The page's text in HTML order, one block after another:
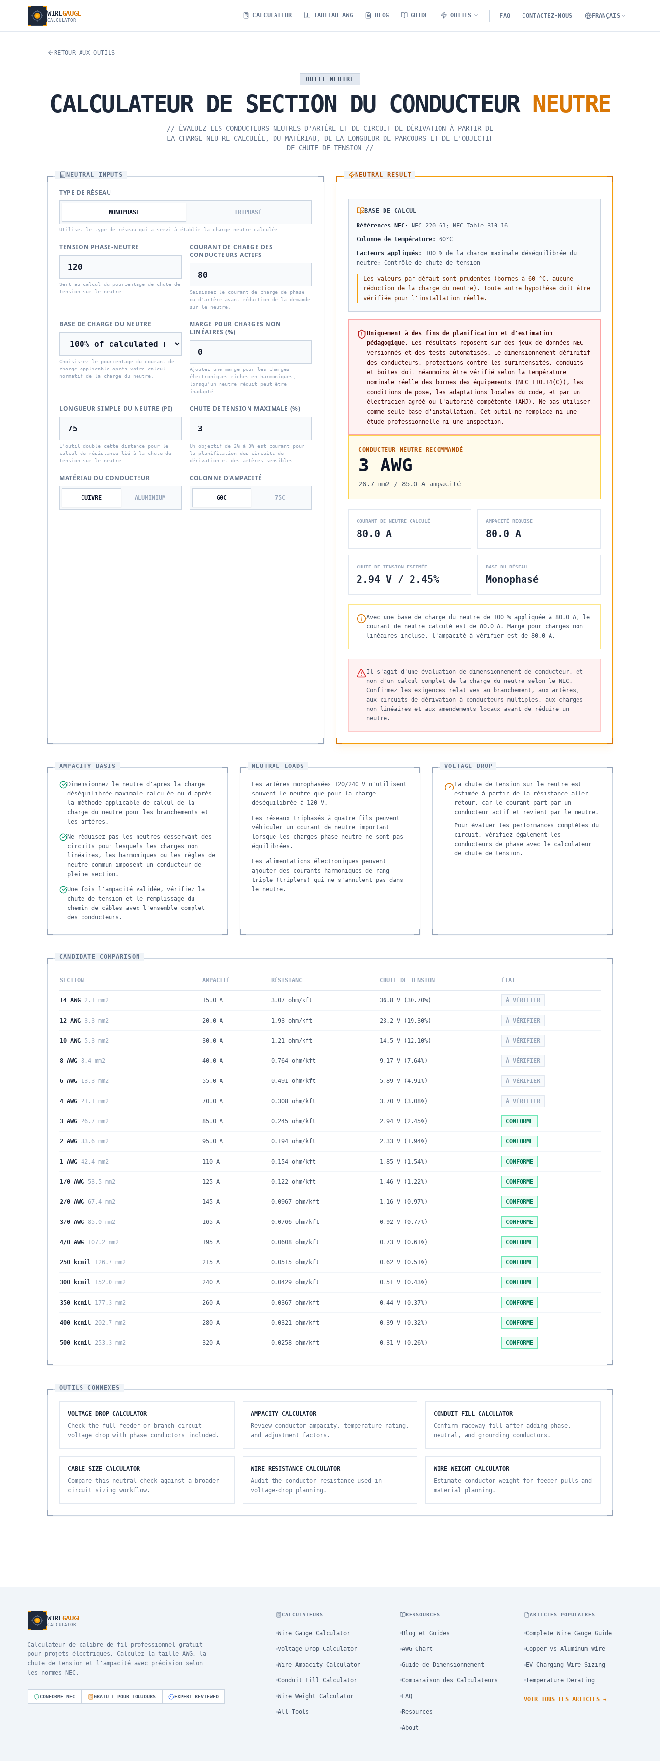
WIREGAUGE
CALCULATOR
CALCULATEUR TABLEAU AWG BLOG GUIDE OUTILS FAQ CONTACTEZ-NOUS FRANÇAIS
RETOUR AUX OUTILS
OUTIL NEUTRE
CALCULATEUR DE SECTION DU CONDUCTEUR NEUTRE
// ÉVALUEZ LES CONDUCTEURS NEUTRES D'ARTÈRE ET DE CIRCUIT DE DÉRIVATION À PARTIR DE
LA CHARGE NEUTRE CALCULÉE, DU MATÉRIAU, DE LA LONGUEUR DE PARCOURS ET DE L'OBJECTIF
DE CHUTE DE TENSION //
NEUTRAL_INPUTS
TYPE DE RÉSEAU
MONOPHASÉ TRIPHASÉ
Utilisez le type de réseau qui a servi à établir la charge neutre calculée.
TENSION PHASE-NEUTRE
Sert au calcul du pourcentage de chute de
tension sur le neutre.
COURANT DE CHARGE DES
CONDUCTEURS ACTIFS
Saisissez le courant de charge de phase
ou d'artère avant réduction de la demande
sur le neutre.
BASE DE CHARGE DU NEUTRE
Choisissez le pourcentage du courant de
charge applicable après votre calcul
normatif de la charge du neutre.
MARGE POUR CHARGES NON
LINÉAIRES (%)
Ajoutez une marge pour les charges
électroniques riches en harmoniques,
lorsqu'un neutre réduit peut être
inadapté.
LONGUEUR SIMPLE DU NEUTRE (PI)
L'outil double cette distance pour le
calcul de résistance lié à la chute de
tension sur le neutre.
CHUTE DE TENSION MAXIMALE (%)
Un objectif de 2% à 3% est courant pour
la planification des circuits de
dérivation et des artères sensibles.
MATÉRIAU DU CONDUCTEUR
CUIVRE ALUMINIUM
COLONNE D'AMPACITÉ
60C 75C
NEUTRAL_RESULT
BASE DE CALCUL
Références NEC:
NEC 220.61; NEC Table 310.16
Colonne de température: 60°C
Facteurs appliqués: 100 % de la charge maximale déséquilibrée du
neutre; Contrôle de chute de tension
Les valeurs par défaut sont prudentes (bornes à 60 °C, aucune
réduction de la charge du neutre). Toute autre hypothèse doit être
vérifiée pour l'installation réelle.
Uniquement à des fins de planification et d'estimation
pédagogique.
Les résultats reposent sur des jeux de données NEC
versionnés et des tests automatisés. Le dimensionnement définitif
des conducteurs, protections contre les surintensités, conduits
et boîtes doit néanmoins être vérifié selon la température
nominale réelle des bornes des équipements (NEC 110.14(C)), les
conditions de pose, les adaptations locales du code, et par un
électricien agréé ou l'autorité compétente (AHJ). Ne pas utiliser
comme seule base d'installation. Cet outil ne remplace ni une
étude professionnelle ni une inspection.
CONDUCTEUR NEUTRE RECOMMANDÉ
3 AWG
26.7 mm2 / 85.0 A ampacité
COURANT DE NEUTRE CALCULÉ
80.0 A
AMPACITÉ REQUISE
80.0 A
CHUTE DE TENSION ESTIMÉE
2.94 V / 2.45%
BASE DU RÉSEAU
Monophasé
Avec une base de charge du neutre de 100 % appliquée à 80.0 A, le
courant de neutre calculé est de 80.0 A. Marge pour charges non
linéaires incluse, l'ampacité à vérifier est de 80.0 A.
Il s'agit d'une évaluation de dimensionnement de conducteur, et
non d'un calcul complet de la charge du neutre selon le NEC.
Confirmez les exigences relatives au branchement, aux artères,
aux circuits de dérivation à conducteurs multiples, aux charges
non linéaires et aux amendements locaux avant de réduire un
neutre.
AMPACITY_BASIS
Dimensionnez le neutre d'après la charge
déséquilibrée maximale calculée ou d'après
la méthode applicable de calcul de la
charge du neutre pour les branchements et
les artères.
Ne réduisez pas les neutres desservant des
circuits pour lesquels les charges non
linéaires, les harmoniques ou les règles de
neutre commun imposent un conducteur de
pleine section.
Une fois l'ampacité validée, vérifiez la
chute de tension et le remplissage du
chemin de câbles avec l'ensemble complet
des conducteurs.
NEUTRAL_LOADS
Les artères monophasées 120/240 V n'utilisent
souvent le neutre que pour la charge
déséquilibrée à 120 V.
Les réseaux triphasés à quatre fils peuvent
véhiculer un courant de neutre important
lorsque les charges phase-neutre ne sont pas
équilibrées.
Les alimentations électroniques peuvent
ajouter des courants harmoniques de rang
triple (triplens) qui ne s'annulent pas dans
le neutre.
VOLTAGE_DROP
La chute de tension sur le neutre est
estimée à partir de la résistance aller-
retour, car le courant part par un
conducteur actif et revient par le neutre.
Pour évaluer les performances complètes du
circuit, vérifiez également les
conducteurs de phase avec le calculateur
de chute de tension.
CANDIDATE_COMPARISON
SECTION AMPACITÉ RÉSISTANCE CHUTE DE TENSION ÉTAT
14 AWG 2.1 mm2 15.0 A 3.07 ohm/kft 36.8 V (30.70%) À VÉRIFIER
12 AWG 3.3 mm2 20.0 A 1.93 ohm/kft 23.2 V ( 19.30%) À VÉRIFIER
10 AWG 5.3 mm2 30.0 A 1.21 ohm/kft 14.5 V ( 12.10%) À VÉRIFIER
8 AWG 8.4 mm2 40.0 A 0.764 ohm/kft 9.17 V (7.64%) À VÉRIFIER
6 AWG 13.3 mm2 55.0 A 0.491 ohm/kft 5.89 V (4.91%) À VÉRIFIER
4 AWG 21.1 mm2 70.0 A 0.308 ohm/kft 3.70 V (3.08%) À VÉRIFIER
3 AWG 26.7 mm2 85.0 A 0.245 ohm/kft 2.94 V ( 2.45%) CONFORME
2 AWG 33.6 mm2 95.0 A 0.194 ohm/kft 2.33 V ( 1.94%) CONFORME
1 AWG 42.4 mm2 110 A 0.154 ohm/kft 1.85 V ( 1.54%) CONFORME
1/0 AWG 53.5 mm2 125 A 0.122 ohm/kft 1.46 V ( 1.22%) CONFORME
2/0 AWG 67.4 mm2 145 A 0.0967 ohm/kft 1.16 V (0.97%) CONFORME
3/0 AWG 85.0 mm2 165 A 0.0766 ohm/kft 0.92 V (0.77%) CONFORME
4/0 AWG 107.2 mm2 195 A 0.0608 ohm/kft 0.73 V (0.61%) CONFORME
250 kcmil 126.7 mm2 215 A 0.0515 ohm/kft 0.62 V (0.51%) CONFORME
300 kcmil 152.0 mm2 240 A 0.0429 ohm/kft 0.51 V (0.43%) CONFORME
350 kcmil 177.3 mm2 260 A 0.0367 ohm/kft 0.44 V (0.37%) CONFORME
400 kcmil 202.7 mm2 280 A 0.0321 ohm/kft 0.39 V (0.32%) CONFORME
500 kcmil 253.3 mm2 320 A 0.0258 ohm/kft 0.31 V (0.26%) CONFORME
OUTILS CONNEXES
VOLTAGE DROP CALCULATOR
Check the full feeder or branch-circuit
voltage drop with phase conductors included.
AMPACITY CALCULATOR
Review conductor ampacity, temperature rating,
and adjustment factors.
CONDUIT FILL CALCULATOR
Confirm raceway fill after adding phase,
neutral, and grounding conductors.
CABLE SIZE CALCULATOR
Compare this neutral check against a broader
circuit sizing workflow.
WIRE RESISTANCE CALCULATOR
Audit the conductor resistance used in
voltage-drop planning.
WIRE WEIGHT CALCULATOR
Estimate conductor weight for feeder pulls and
material planning.
WIREGAUGE
CALCULATOR
Calculateur de calibre de fil professionnel gratuit
pour projets électriques. Calculez la taille AWG, la
chute de tension et l'ampacité avec précision selon
les normes NEC.
CONFORME NEC GRATUIT POUR TOUJOURS EXPERT REVIEWED
CALCULATEURS
Wire Gauge Calculator
Voltage Drop Calculator
Wire Ampacity Calculator
Conduit Fill Calculator
Wire Weight Calculator
All Tools
RESSOURCES
Blog et Guides
AWG Chart
Guide de Dimensionnement
Comparaison des Calculateurs
FAQ
Resources
About
ARTICLES POPULAIRES
Complete Wire Gauge Guide
Copper vs Aluminum Wire
EV Charging Wire Sizing
Temperature Derating
VOIR TOUS LES ARTICLES →